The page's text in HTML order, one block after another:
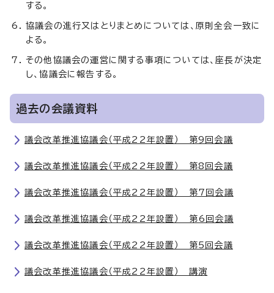
する。
協議会の進行又はとりまとめについては、原則全会一致に
よる。
その他協議会の運営に関する事項については、座長が決定
し、協議会に報告する。
過去の会議資料
議会改革推進協議会（平成22年設置） 第9回会議
議会改革推進協議会（平成22年設置） 第8回会議
議会改革推進協議会（平成22年設置） 第7回会議
議会改革推進協議会（平成22年設置） 第6回会議
議会改革推進協議会（平成22年設置） 第5回会議
議会改革推進協議会（平成22年設置） 講演